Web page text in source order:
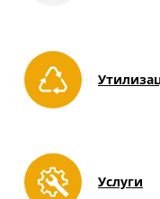
Услуги